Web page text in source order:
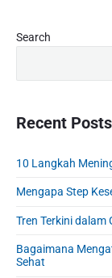
i
g
i
n
o
s
o
t
P
m
r
i
d
b
r
Search
Recent Posts
10 Langkah
Mengapa Step
Tren Terkini dalam
Bagaimana
Sehat